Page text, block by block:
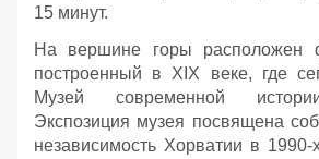
15 минут.
На вершине горы расположен
построенный в XIX веке, где
Музей современной
Экспозиция музея посвящена
независимость Хорватии в 1990-